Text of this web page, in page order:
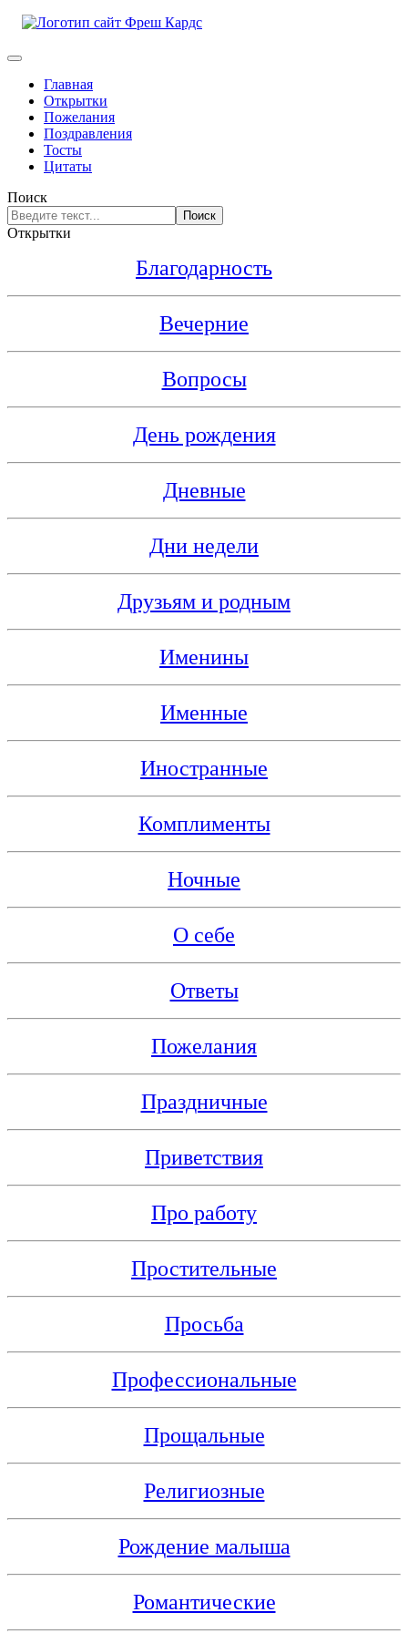
Главная
Открытки
Пожелания
Поздравления
Тосты
Цитаты
Поиск
Поиск
Открытки
Благодарность
Вечерние
Вопросы
День рождения
Дневные
Дни недели
Друзьям и родным
Именины
Именные
Иностранные
Комплименты
Ночные
О себе
Ответы
Пожелания
Праздничные
Приветствия
Про работу
Простительные
Просьба
Профессиональные
Прощальные
Религиозные
Рождение малыша
Романтические